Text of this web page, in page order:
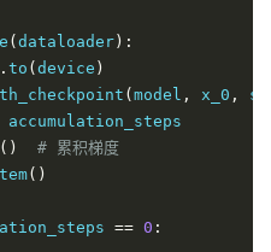
( dataloader ):
to ( device )
( model , x_0 ,
accumulation_steps
()
# 累积梯度
()
== 0 :